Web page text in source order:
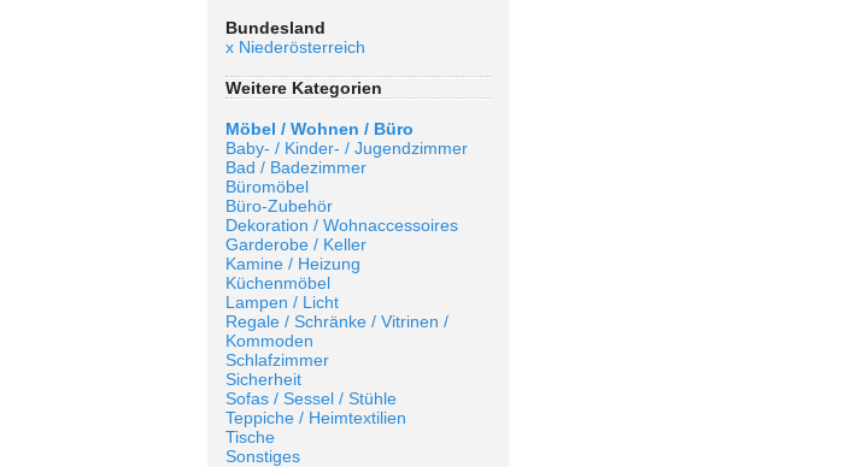
Bundesland
x Niederösterreich
Weitere Kategorien
Möbel / Wohnen / Büro
Baby- / Kinder- / Jugendzimmer
Bad / Badezimmer
Büromöbel
Büro-Zubehör
Dekoration / Wohnaccessoires
Garderobe / Keller
Kamine / Heizung
Küchenmöbel
Lampen / Licht
Regale / Schränke / Vitrinen /
Kommoden
Schlafzimmer
Sicherheit
Sofas / Sessel / Stühle
Teppiche / Heimtextilien
Tische
Sonstiges